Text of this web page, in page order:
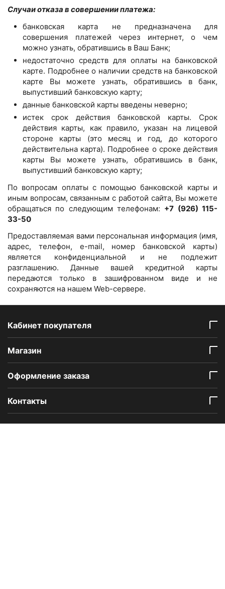
Случаи отказа в совершении платежа:
банковская карта не предназначена для
совершения платежей через интернет, о чем
можно узнать, обратившись в Ваш Банк;
недостаточно средств для оплаты на банковской
карте. Подробнее о наличии средств на банковской
карте Вы можете узнать, обратившись в банк,
выпустивший банковскую карту;
данные банковской карты введены неверно;
истек срок действия банковской карты. Срок
действия карты, как правило, указан на лицевой
стороне карты (это месяц и год, до которого
действительна карта). Подробнее о сроке действия
карты Вы можете узнать, обратившись в банк,
выпустивший банковскую карту;
По вопросам оплаты с помощью банковской карты и
иным вопросам, связанным с работой сайта, Вы можете
обращаться по следующим телефонам: +7 (926) 115-
33-50
Предоставляемая вами персональная информация (имя,
адрес, телефон, e-mail, номер банковской карты)
является конфиденциальной и не подлежит
разглашению. Данные вашей кредитной карты
передаются только в зашифрованном виде и не
сохраняются на нашем Web-сервере.
Кабинет покупателя
Mагазин
Оформление заказа
Контакты